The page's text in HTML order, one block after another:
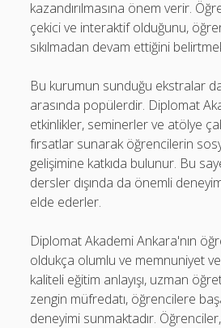
kazandırılmasına önem verir.
çekici ve interaktif olduğunu,
sıkılmadan devam ettiğini
Bu kurumun sunduğu ekstralar
arasında popülerdir. Diplomat
etkinlikler, seminerler ve atölye
fırsatlar sunarak öğrencilerin
gelişimine katkıda bulunur. Bu
dersler dışında da önemli
elde ederler.
Diplomat Akademi Ankara'nın
oldukça olumlu ve memnuniyet
kaliteli eğitim anlayışı, uzman
zengin müfredatı, öğrencilere
deneyimi sunmaktadır.